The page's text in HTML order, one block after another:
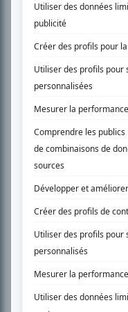
SUR LE RÉSEAU BIZZ MÉDIA
Accueil
Liste des oeuvres
Liste des comédiens
Recherche avancée
À propos
Nous contacter
Termes et conditions
Politique de confidentialité